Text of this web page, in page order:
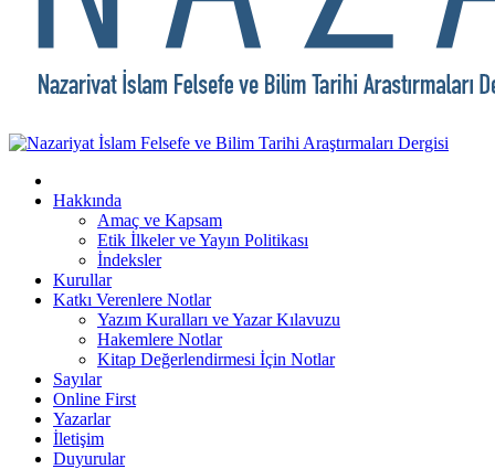
Hakkında
Amaç ve Kapsam
Etik İlkeler ve Yayın Politikası
İndeksler
Kurullar
Katkı Verenlere Notlar
Yazım Kuralları ve Yazar Kılavuzu
Hakemlere Notlar
Kitap Değerlendirmesi İçin Notlar
Sayılar
Online First
Yazarlar
İletişim
Duyurular